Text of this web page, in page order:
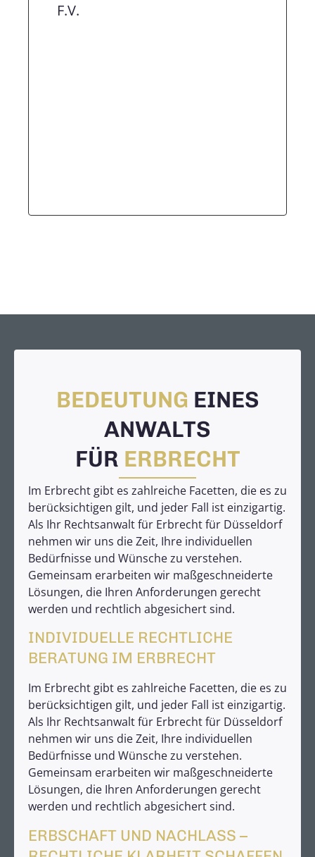
F.V.
BEDEUTUNG EINES
ANWALTS
FÜR ERBRECHT
Im Erbrecht gibt es zahlreiche Facetten, die es zu
berücksichtigen gilt, und jeder Fall ist einzigartig.
Als Ihr Rechtsanwalt für Erbrecht für Düsseldorf
nehmen wir uns die Zeit, Ihre individuellen
Bedürfnisse und Wünsche zu verstehen.
Gemeinsam erarbeiten wir maßgeschneiderte
Lösungen, die Ihren Anforderungen gerecht
werden und rechtlich abgesichert sind.
INDIVIDUELLE RECHTLICHE
BERATUNG IM ERBRECHT
Im Erbrecht gibt es zahlreiche Facetten, die es zu
berücksichtigen gilt, und jeder Fall ist einzigartig.
Als Ihr Rechtsanwalt für Erbrecht für Düsseldorf
nehmen wir uns die Zeit, Ihre individuellen
Bedürfnisse und Wünsche zu verstehen.
Gemeinsam erarbeiten wir maßgeschneiderte
Lösungen, die Ihren Anforderungen gerecht
werden und rechtlich abgesichert sind.
ERBSCHAFT UND NACHLASS –